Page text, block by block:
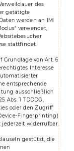
des
getätigte
werden an IMI
verwendet,
stattfindet.
Grundlage von Art. 6
Interesse
entsprechende
ausschließlich
Abs. 1 TDDDG,
oder den Zugriff
Fingerprinting)
jederzeit widerrufbar.
gestützt, die